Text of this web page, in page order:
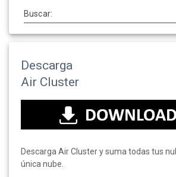
Buscar:
Descarga
Air Cluster
Descarga Air Cluster y suma todas tus
única nube.